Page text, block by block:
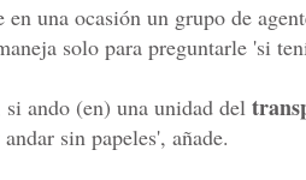
en una ocasión un grupo de
solo para preguntarle 'si
ando (en) una unidad del
sin papeles', añade.